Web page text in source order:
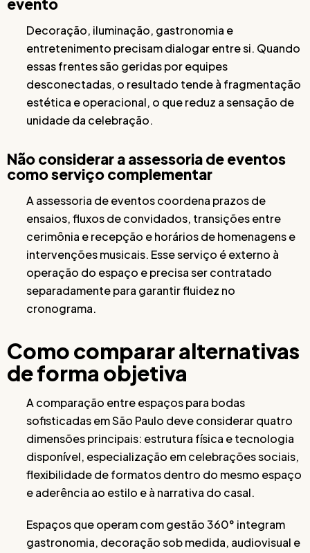
evento
Decoração, iluminação, gastronomia e
entretenimento precisam dialogar entre si. Quando
essas frentes são geridas por equipes
desconectadas, o resultado tende à fragmentação
estética e operacional, o que reduz a sensação de
unidade da celebração.
Não considerar a assessoria de eventos
como serviço complementar
A assessoria de eventos coordena prazos de
ensaios, fluxos de convidados, transições entre
cerimônia e recepção e horários de homenagens e
intervenções musicais. Esse serviço é externo à
operação do espaço e precisa ser contratado
separadamente para garantir fluidez no
cronograma.
Como comparar alternativas
de forma objetiva
A comparação entre espaços para bodas
sofisticadas em São Paulo deve considerar quatro
dimensões principais: estrutura física e tecnologia
disponível, especialização em celebrações sociais,
flexibilidade de formatos dentro do mesmo espaço
e aderência ao estilo e à narrativa do casal.
Espaços que operam com gestão 360° integram
gastronomia, decoração sob medida, audiovisual e